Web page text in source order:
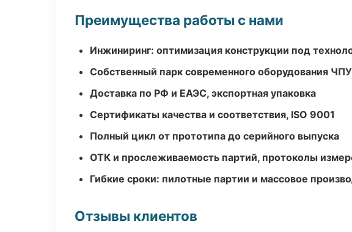
Преимущества работы с нами
Инжиниринг: оптимизация конструкции под
Собственный парк современного оборудования ЧПУ
Доставка по РФ и ЕАЭС, экспортная упаковка
Сертификаты качества и соответствия, ISO 9001
Полный цикл от прототипа до серийного выпуска
ОТК и прослеживаемость партий, протоколы
Гибкие сроки: пилотные партии и массовое
Отзывы клиентов